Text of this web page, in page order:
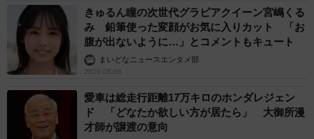
ツを提供してきた。また、YOSHIKIの呼びかけに呼応する
かたちで『国立国際医療研究センター』へ1000万円の寄付
を行った。今回のプレイリスト公開も、新型コロナ感染拡
大の予防のため外出を自粛しているファンへ浜崎流の励ま
■Apple Music 「浜崎あゆみ 選曲：うちで過ごそう」
きゅるん瞳の次世代グラビアクイーン宮嶋くる
み 鉛筆使った変顔がお気に入りカット 「お
腹が出ないように…」とコメントもキュート
まいどなニュースエンタメ部
2026.08.06
愛車は総走行距離17万キロのホンダレジェン
ド 「どなたか欲しい方が居たら」 大御所漫
才師が譲渡の意向